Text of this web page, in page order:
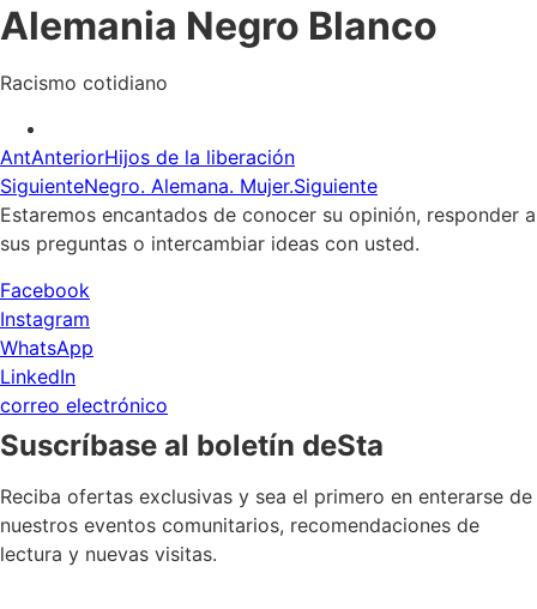
Alemania Negro Blanco
Racismo cotidiano
AntAnteriorHijos de la liberación
SiguienteNegro. Alemana. Mujer.Siguiente
Estaremos encantados de conocer su opinión, responder a
sus preguntas o intercambiar ideas con usted.
Facebook
Instagram
WhatsApp
LinkedIn
correo electrónico
Suscríbase al boletín deSta
Reciba ofertas exclusivas y sea el primero en enterarse de
nuestros eventos comunitarios, recomendaciones de
lectura y nuevas visitas.